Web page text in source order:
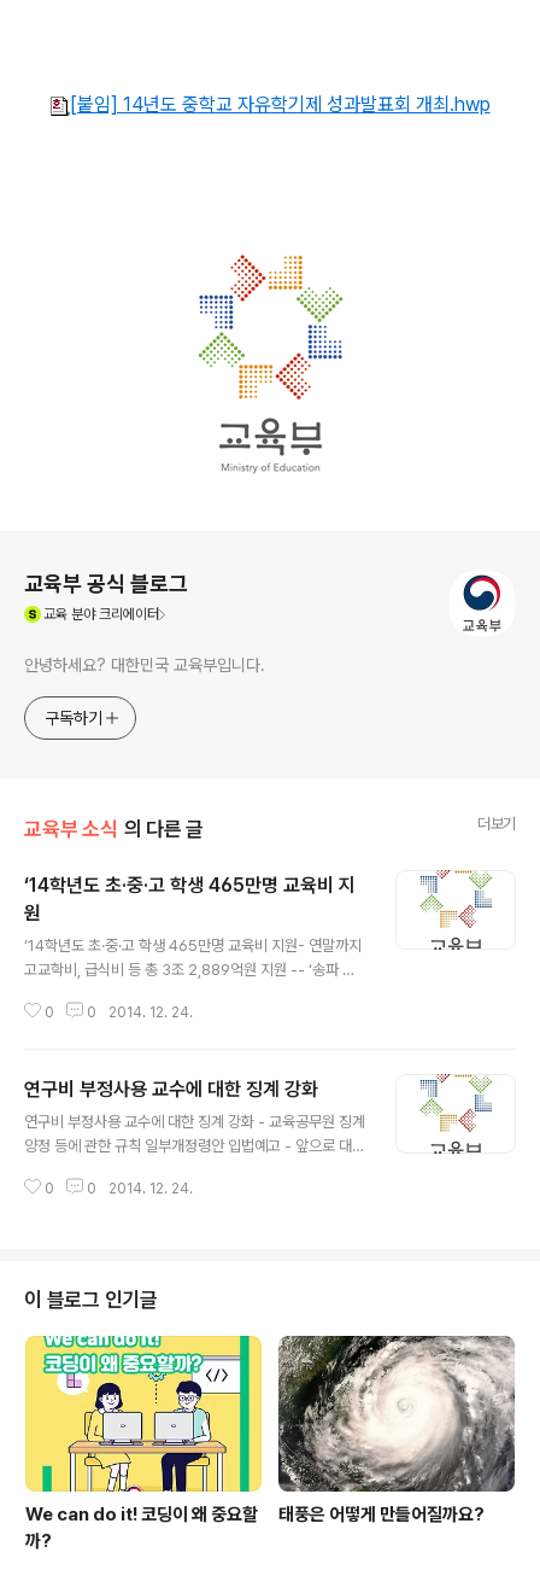
[붙임] 14년도 중학교 자유학기제 성과발표회 개최.hwp
교육부 공식 블로그
교육분야 크리에이터
안녕하세요? 대한민국 교육부입니다.
구독하기
교육부 소식 의 다른 글 더보기
‘14학년도 초·중·고 학생 465만명 교육비 지
원
‘14학년도 초·중·고 학생 465만명 교육비 지원- 연말까지
고교학비, 급식비 등 총 3조 2,889억원 지원 -- ‘송파 세
향후 시도교육청 교육비 지원과 연계하여 두터운 교육복지
교학비, 급식비(무상급식 포함) 등 총 3조 2,889억원을 지
원했다고 발표했습니다. (단위: 명, 백만원) 교육비 2013
학년도 2014학년도 지원 인원 지원 금액 지원 인원 지원
방과후 수강권 713,282 214,566 636,162..
0 0 2014. 12. 24.
연구비 부정사용 교수에 대한 징계 강화
연구비 부정사용 교수에 대한 징계 강화 - 교육공무원 징계
양정 등에 관한 규칙 일부개정령안 입법예고 - 앞으로 대학
징계를 하는 것이 어려울 전망입니다. 교육부는 연구비 부
가연구개발사업(인문사회분야 학술․연구지원사업 포함) 총
투자액은 16.9조원 이고, 이 중 약 23%(3.9조원)가 대학
에 투자되었다.* 또한 국가연구개발사업 수행 연구책임자
의 약 50%가 대학 소속이나, 끊임없이 발생하고 있는 교
원의 연구비 부정사용 문제는 대학 연구의 신뢰성을 저해
하는 주요 원인으로 지적되어 왔습니..
0 0 2014. 12. 24.
이 블로그 인기글
We can do it! 코딩이 왜 중요할
까?
태풍은 어떻게 만들어질까요?